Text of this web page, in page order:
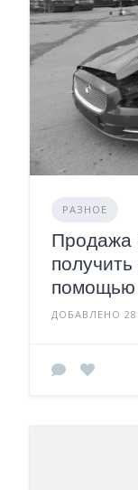
РАЗНОЕ
Продажа
помощью
ДОБАВЛЕНО